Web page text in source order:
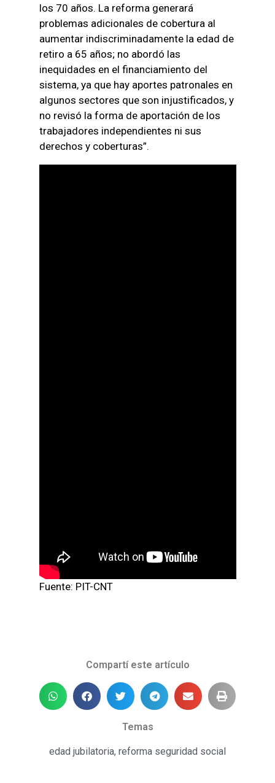
los 70 años. La reforma generará
problemas adicionales de cobertura al
aumentar indiscriminadamente la edad de
retiro a 65 años; no abordó las
inequidades en el financiamiento del
sistema, ya que hay aportes patronales en
algunos sectores que son injustificados, y
no revisó la forma de aportación de los
trabajadores independientes ni sus
derechos y coberturas”.
Fuente: PIT-CNT
Compartí este artículo
Temas
edad jubilatoria, reforma seguridad social